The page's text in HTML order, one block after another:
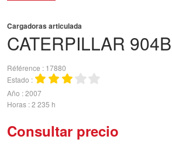
CATERPILLAR 904B
Cargadoras articulada
Référence
17880
Estado
Año 2007
Horas 2 235 h
Consultar precio